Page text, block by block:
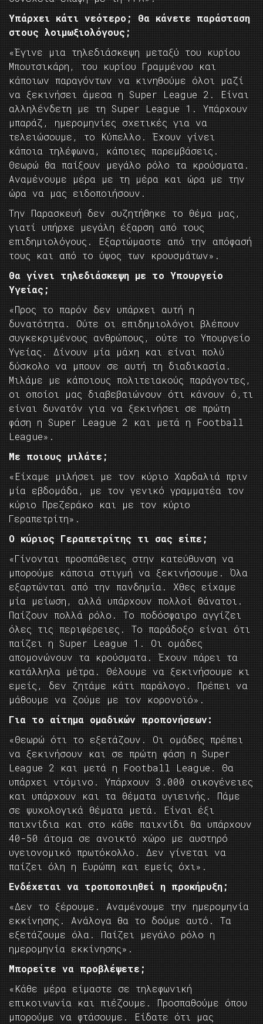
Υπάρχει κάτι νεότερο; Θα κάνετε παράσταση
στους λοιμωξιολόγους;
«Έγινε μια τηλεδιάσκεψη μεταξύ του κυρίου
Μπουτσικάρη, του κυρίου Γραμμένου και
κάποιων παραγόντων να κινηθούμε όλοι μαζί
να ξεκινήσει άμεσα η Super League 2. Είναι
αλληλένδετη με τη Super League 1. Υπάρχουν
μπαράζ, ημερομηνίες σχετικές για να
τελειώσουμε, το Κύπελλο. Έχουν γίνει
κάποια τηλέφωνα, κάποιες παρεμβάσεις.
Θεωρώ θα παίξουν μεγάλο ρόλο τα κρούσματα.
Αναμένουμε μέρα με τη μέρα και ώρα με την
ώρα να μας ειδοποιήσουν.
Την Παρασκευή δεν συζητήθηκε το θέμα μας,
γιατί υπήρχε μεγάλη έξαρση από τους
επιδημιολόγους. Εξαρτώμαστε από την απόφασή
τους και από το ύψος των κρουσμάτων».
Θα γίνει τηλεδιάσκεψη με το Υπουργείο
Υγείας;
«Προς το παρόν δεν υπάρχει αυτή η
δυνατότητα. Ούτε οι επιδημιολόγοι βλέπουν
συγκεκριμένους ανθρώπους, ούτε το Υπουργείο
Υγείας. Δίνουν μία μάχη και είναι πολύ
δύσκολο να μπουν σε αυτή τη διαδικασία.
Μιλάμε με κάποιους πολιτειακούς παράγοντες,
οι οποίοι μας διαβεβαιώνουν ότι κάνουν ό,τι
είναι δυνατόν για να ξεκινήσει σε πρώτη
φάση η Super League 2 και μετά η Football
League».
Με ποιους μιλάτε;
«Είχαμε μιλήσει με τον κύριο Χαρδαλιά πριν
μία εβδομάδα, με τον γενικό γραμματέα τον
κύριο Πρεζεράκο και με τον κύριο
Γεραπετρίτη».
Ο κύριος Γεραπετρίτης τι σας είπε;
«Γίνονται προσπάθειες στην κατεύθυνση να
μπορούμε κάποια στιγμή να ξεκινήσουμε. Όλα
εξαρτώνται από την πανδημία. Χθες είχαμε
μία μείωση, αλλά υπάρχουν πολλοί θάνατοι.
Παίζουν πολλά ρόλο. Το ποδόσφαιρο αγγίζει
όλες τις περιφέρειες. Το παράδοξο είναι ότι
παίζει η Super League 1. Οι ομάδες
απομονώνουν τα κρούσματα. Έχουν πάρει τα
κατάλληλα μέτρα. Θέλουμε να ξεκινήσουμε κι
εμείς, δεν ζητάμε κάτι παράλογο. Πρέπει να
μάθουμε να ζούμε με τον κορονοϊό».
Για το αίτημα ομαδικών προπονήσεων:
«Θεωρώ ότι το εξετάζουν. Οι ομάδες πρέπει
να ξεκινήσουν και σε πρώτη φάση η Super
League 2 και μετά η Football League. Θα
υπάρχει ντόμινο. Υπάρχουν 3.000 οικογένειες
και υπάρχουν και τα θέματα υγιεινής. Πάμε
σε ψυχολογικά θέματα μετά. Είναι έξι
παιχνίδια και στο κάθε παιχνίδι θα υπάρχουν
40-50 άτομα σε ανοικτό χώρο με αυστηρό
υγειονομικό πρωτόκολλο. Δεν γίνεται να
παίζει όλη η Ευρώπη και εμείς όχι».
Ενδέχεται να τροποποιηθεί η προκήρυξη;
«Δεν το ξέρουμε. Αναμένουμε την ημερομηνία
εκκίνησης. Ανάλογα θα το δούμε αυτό. Τα
εξετάζουμε όλα. Παίζει μεγάλο ρόλο η
ημερομηνία εκκίνησης».
Μπορείτε να προβλέψετε;
«Κάθε μέρα είμαστε σε τηλεφωνική
επικοινωνία και πιέζουμε. Προσπαθούμε όπου
μπορούμε να φτάσουμε. Είδατε ότι μας